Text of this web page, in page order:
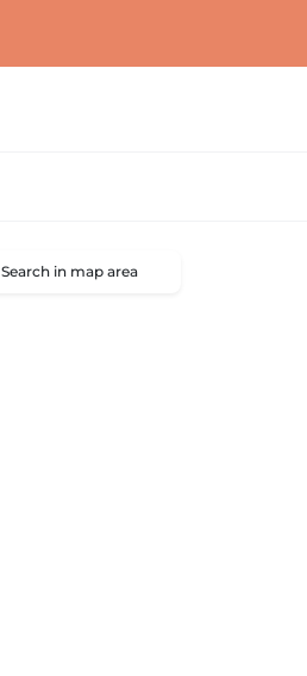
Search in map area